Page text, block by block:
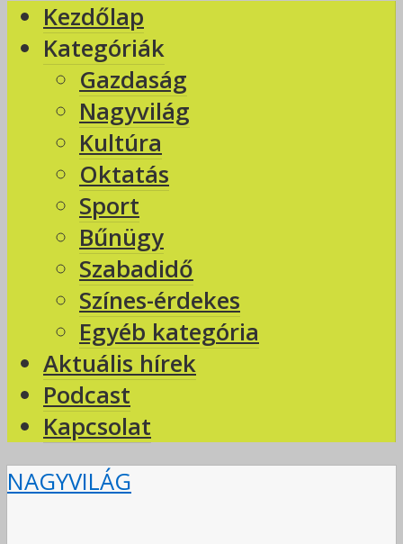
Kezdőlap
Kategóriák
Gazdaság
Nagyvilág
Kultúra
Oktatás
Sport
Bűnügy
Szabadidő
Színes-érdekes
Egyéb kategória
Aktuális hírek
Podcast
Kapcsolat
NAGYVILÁG